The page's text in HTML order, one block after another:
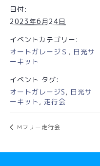
日付:
2023年6月24日
イベントカテゴリー:
オートガレージＳ , 日光サ
ーキット
イベント タグ:
オートガレージS , 日光サ
ーキット , 走行会
Mフリー走行会